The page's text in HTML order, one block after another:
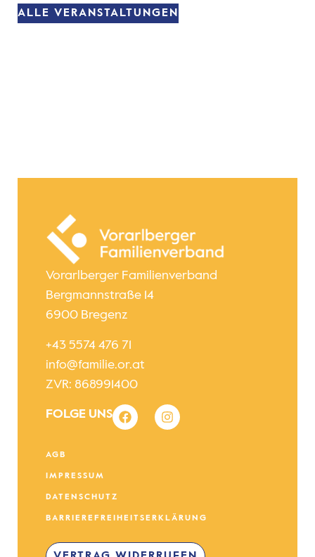
ALLE VERANSTALTUNGEN
Vorarlberger Familienverband
Bergmannstraße 14
6900 Bregenz
+43 5574 476 71
info@familie.or.at
ZVR: 868991400
FOLGE UNS
AGB
IMPRESSUM
DATENSCHUTZ
BARRIEREFREIHEITSERKLÄRUNG